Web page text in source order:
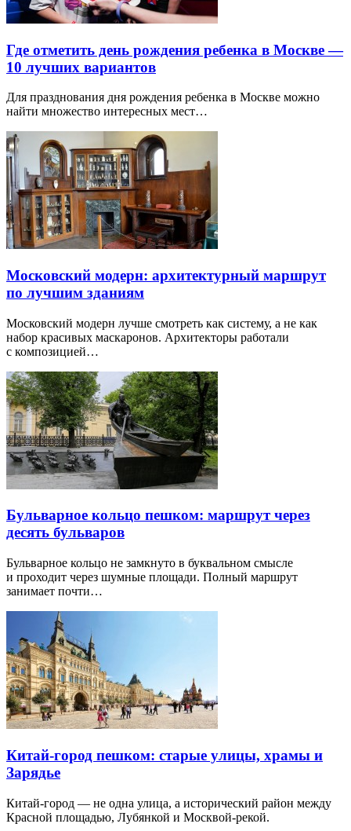
Где отметить день рождения ребенка в Москве —
10 лучших вариантов
Для празднования дня рождения ребенка в Москве можно
найти множество интересных мест…
Московский модерн: архитектурный маршрут
по лучшим зданиям
Московский модерн лучше смотреть как систему, а не как
набор красивых маскаронов. Архитекторы работали
с композицией…
Бульварное кольцо пешком: маршрут через
десять бульваров
Бульварное кольцо не замкнуто в буквальном смысле
и проходит через шумные площади. Полный маршрут
занимает почти…
Китай-город пешком: старые улицы, храмы и
Зарядье
Китай-город — не одна улица, а исторический район между
Красной площадью, Лубянкой и Москвой-рекой.